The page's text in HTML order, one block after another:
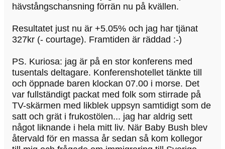
hävstångschansning förrän nu på kvällen.
Resultatet just nu är +5.05% och jag har tjänat
327kr (- courtage). Framtiden är räddad :-)
PS. Kuriosa: jag är på en stor konferens med
tusentals deltagare. Konferenshotellet tänkte till
och öppnade baren klockan 07.00 i morse. Det
var fullständigt packat med folk som stirrade på
TV-skärmen med likblek uppsyn samtidigt som de
satt och grät i frukostölen... jag har aldrig sett
något liknande i hela mitt liv. När Baby Bush blev
återvald för en massa år sedan så kom kollegor